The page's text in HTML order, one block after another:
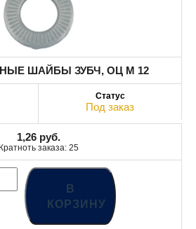
ШАЙБЫ ЗУБЧ, ОЦ М 12
Под заказ
1,26 руб.
Кратноть заказа: 25
В
КОРЗИНУ